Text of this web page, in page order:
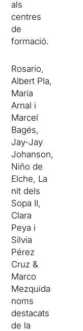
als
centres
de
formació.
Rosario,
Albert Pla,
Maria
Arnal i
Marcel
Bagés,
Jay-Jay
Johanson,
Niño de
Elche, La
nit dels
Sopa II,
Clara
Peya i
Sílvia
Pérez
Cruz &
Marco
Mezquida
noms
destacats
de la